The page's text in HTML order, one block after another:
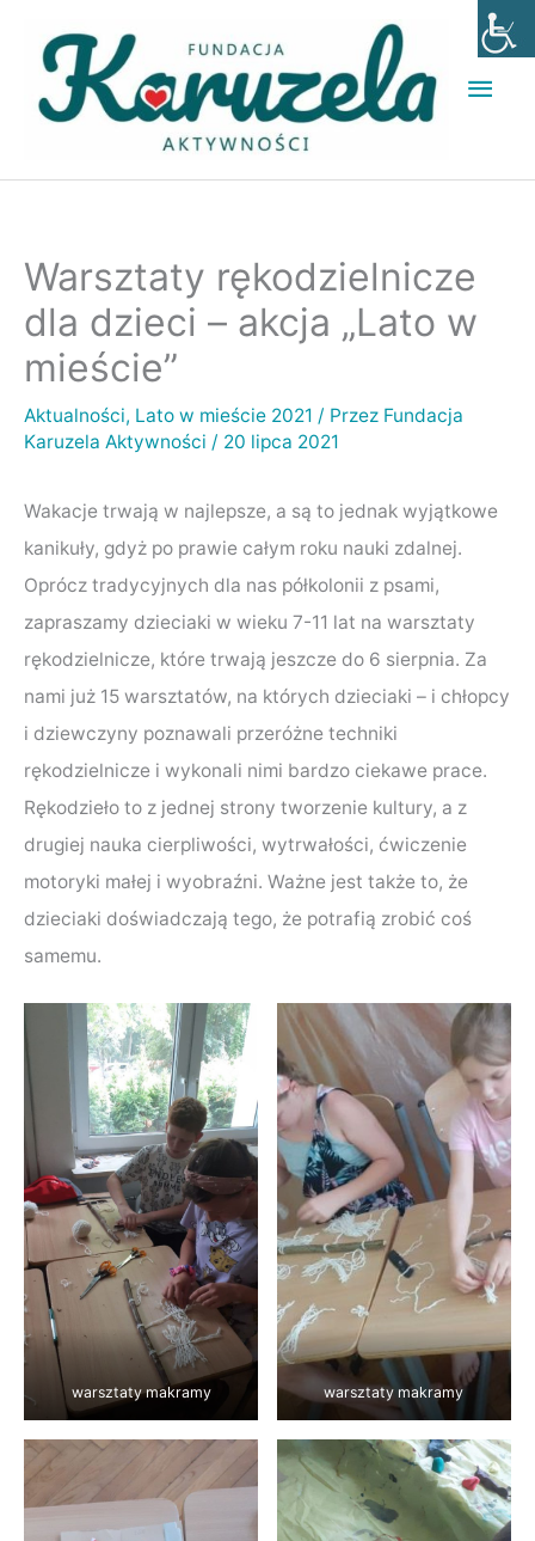
treści
Warsztaty rękodzielnicze
dla dzieci – akcja „Lato w
mieście”
Aktualności, Lato w mieście 2021 / Przez Fundacja
Karuzela Aktywności / 20 lipca 2021
Wakacje trwają w najlepsze, a są to jednak wyjątkowe
kanikuły, gdyż po prawie całym roku nauki zdalnej.
Oprócz tradycyjnych dla nas półkolonii z psami,
zapraszamy dzieciaki w wieku 7-11 lat na warsztaty
rękodzielnicze, które trwają jeszcze do 6 sierpnia. Za
nami już 15 warsztatów, na których dzieciaki – i chłopcy
i dziewczyny poznawali przeróżne techniki
rękodzielnicze i wykonali nimi bardzo ciekawe prace.
Rękodzieło to z jednej strony tworzenie kultury, a z
drugiej nauka cierpliwości, wytrwałości, ćwiczenie
motoryki małej i wyobraźni. Ważne jest także to, że
dzieciaki doświadczają tego, że potrafią zrobić coś
samemu.
warsztaty makramy warsztaty makramy